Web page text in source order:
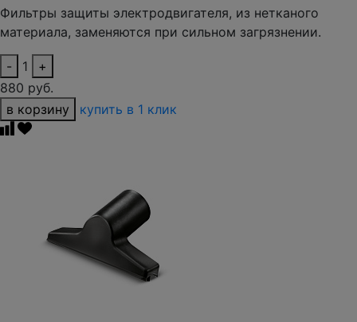
Фильтры защиты электродвигателя, из нетканого
материала, заменяются при сильном загрязнении.
- 1
+
880 руб.
в корзину
купить в 1 клик